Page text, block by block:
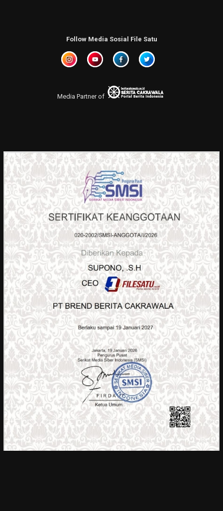
Follow Media Sosial File Satu
Media Partner of